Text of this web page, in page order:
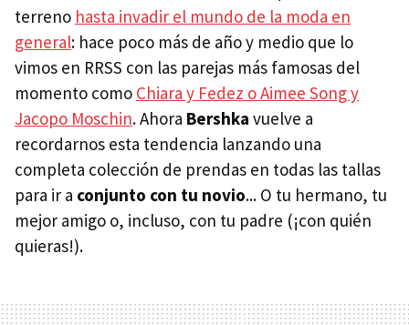
terreno hasta invadir el mundo de la moda en
general: hace poco más de año y medio que lo
vimos en RRSS con las parejas más famosas del
momento como Chiara y Fedez o Aimee Song y
Jacopo Moschin. Ahora Bershka vuelve a
recordarnos esta tendencia lanzando una
completa colección de prendas en todas las tallas
para ir a conjunto con tu novio... O tu hermano, tu
mejor amigo o, incluso, con tu padre (¡con quién
quieras!).